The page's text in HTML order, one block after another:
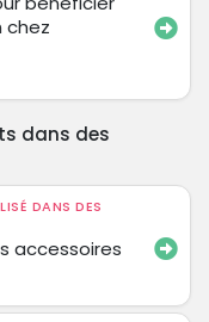
chez
dans des
DANS DES
accessoires